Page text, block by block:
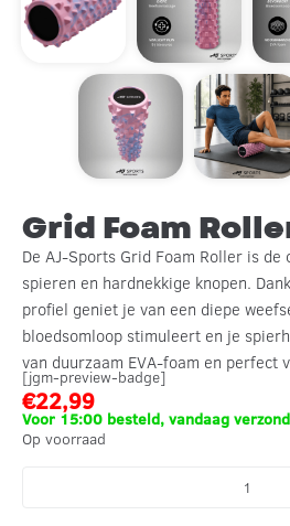
Grid Foam
De AJ-Sports Grid Foam Roller is
spieren en hardnekkige knopen.
profiel geniet je van een diepe
bloedsomloop stimuleert en je
van duurzaam EVA-foam en perfect
[jgm-preview-badge]
€22,99
Voor 15:00 besteld, vandaag
Op voorraad